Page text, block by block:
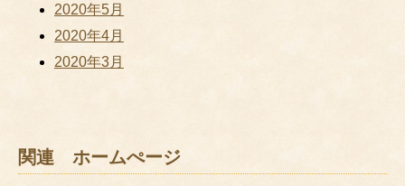
2020年5月
2020年4月
2020年3月
関連 ホームぺージ